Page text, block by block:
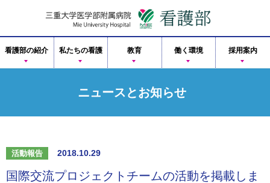
看護部の紹介 私たちの看護 教育 働く環境 採用案内
ニュースとお知らせ
活動報告 2018.10.29
国際交流プロジェクトチームの活動を掲載しま